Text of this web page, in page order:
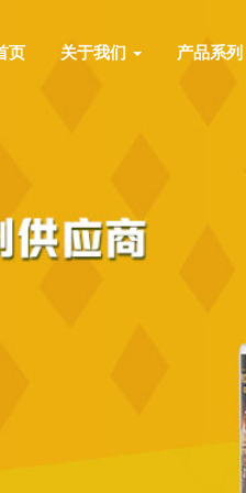
页 关于我们 产品系列